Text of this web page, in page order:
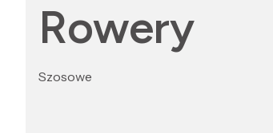
Rowery
Szosowe